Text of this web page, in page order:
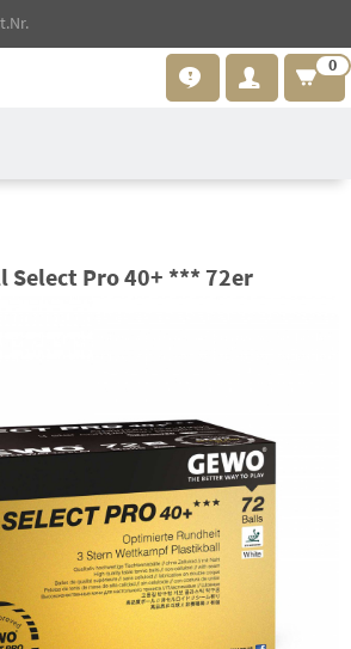
0
Select Pro 40+ *** 72er